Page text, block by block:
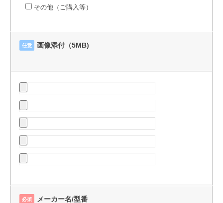
その他（ご購入等）
任意 画像添付（5MB)
必須 メーカー名/型番